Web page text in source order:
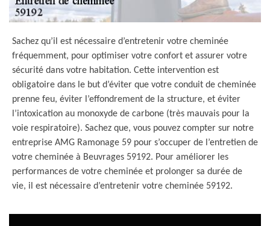
Sachez qu’il est nécessaire d’entretenir votre cheminée
fréquemment, pour optimiser votre confort et assurer votre
sécurité dans votre habitation. Cette intervention est
obligatoire dans le but d’éviter que votre conduit de cheminée
prenne feu, éviter l’effondrement de la structure, et éviter
l’intoxication au monoxyde de carbone (très mauvais pour la
voie respiratoire). Sachez que, vous pouvez compter sur notre
entreprise AMG Ramonage 59 pour s’occuper de l’entretien de
votre cheminée à Beuvrages 59192. Pour améliorer les
performances de votre cheminée et prolonger sa durée de
vie, il est nécessaire d’entretenir votre cheminée 59192.